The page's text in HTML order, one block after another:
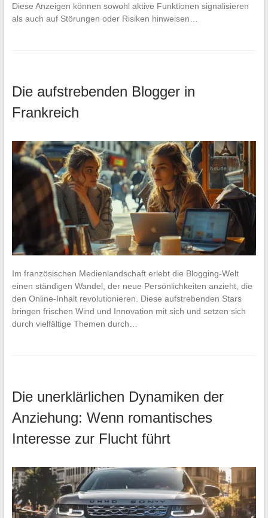
Diese Anzeigen können sowohl aktive Funktionen signalisieren
als auch auf Störungen oder Risiken hinweisen…
Die aufstrebenden Blogger in
Frankreich
Im französischen Medienlandschaft erlebt die Blogging-Welt
einen ständigen Wandel, der neue Persönlichkeiten anzieht, die
den Online-Inhalt revolutionieren. Diese aufstrebenden Stars
bringen frischen Wind und Innovation mit sich und setzen sich
durch vielfältige Themen durch…
Die unerklärlichen Dynamiken der
Anziehung: Wenn romantisches
Interesse zur Flucht führt